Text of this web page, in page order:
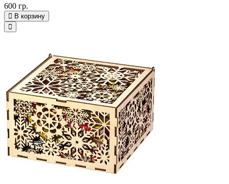
600 гр.
В корзину